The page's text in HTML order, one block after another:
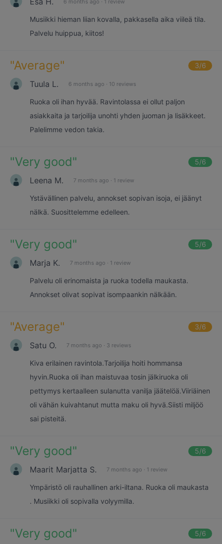
Musiikki hieman liian kovalla, pakkasella aika viileä tila.
Palvelu huippua, kiitos!
"Average" 3/6
Tuula L. 6 months ago · 10 reviews
Ruoka oli ihan hyvää. Ravintolassa ei ollut paljon
asiakkaita ja tarjoilija unohti yhden juoman ja lisäkkeet.
Palelimme vedon takia.
"Very good" 5/6
Leena M. 7 months ago · 1 review
Ystävällinen palvelu, annokset sopivan isoja, ei jäänyt
nälkä. Suosittelemme edelleen.
"Very good" 5/6
Marja K. 7 months ago · 1 review
Palvelu oli erinomaista ja ruoka todella maukasta.
Annokset olivat sopivat isompaankin nälkään.
"Average" 3/6
Satu O. 7 months ago · 3 reviews
Kiva erilainen ravintola.Tarjoilija hoiti hommansa
hyvin.Ruoka oli ihan maistuvaa tosin jälkiruoka oli
pettymys kertaalleen sulanutta vanilja jäätelöä.Viiriäinen
oli vähän kuivahtanut mutta maku oli hyvä.Siisti miljöö
sai pisteitä.
"Very good" 5/6
Maarit Marjatta S. 7 months ago · 1 review
Ympäristö oli rauhallinen arki-iltana. Ruoka oli maukasta
. Musiikki oli sopivalla volyymilla.
"Very good" 5/6